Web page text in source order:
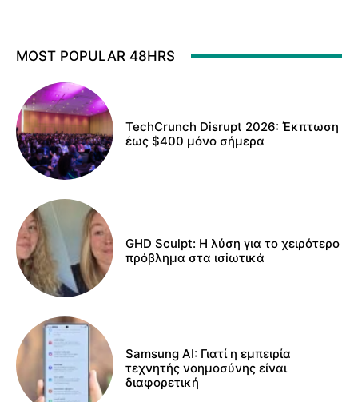
MOST POPULAR 48HRS
TechCrunch Disrupt 2026: Έκπτωση
έως $400 μόνο σήμερα
GHD Sculpt: Η λύση για το χειρότερο
πρόβλημα στα ισiωτικά
Samsung AI: Γιατί η εμπειρία
τεχνητής νοημοσύνης είναι
διαφορετική